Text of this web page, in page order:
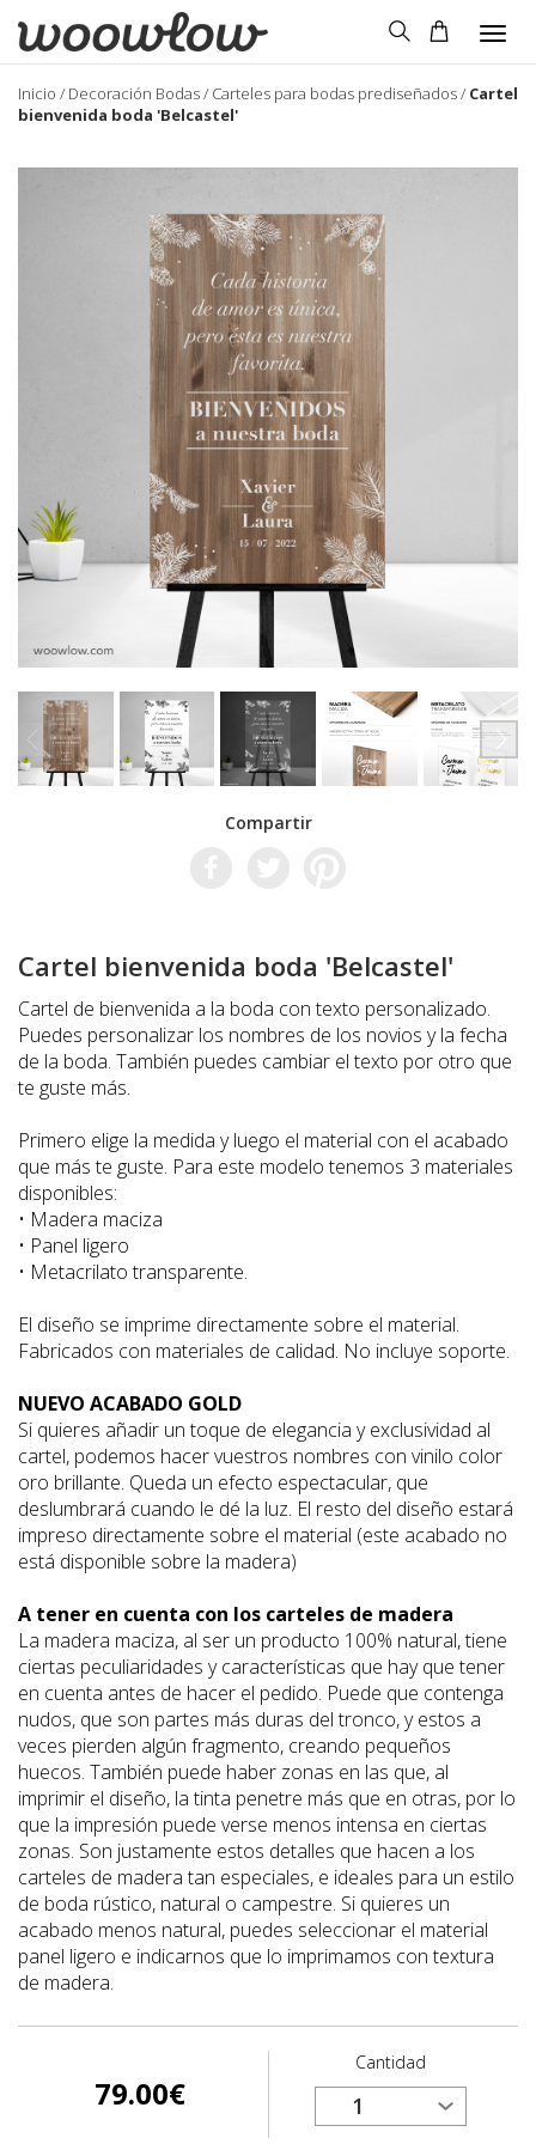
Inicio / Decoración Bodas/ Carteles para bodas prediseñados/ Cartel
bienvenida boda 'Belcastel'
Compartir
Cartel bienvenida boda 'Belcastel'
Cartel de bienvenida a la boda con texto personalizado.
Puedes personalizar los nombres de los novios y la fecha
de la boda. También puedes cambiar el texto por otro que
te guste más.
Primero elige la medida y luego el material con el acabado
que más te guste. Para este modelo tenemos 3 materiales
disponibles:
• Madera maciza
• Panel ligero
• Metacrilato transparente.
El diseño se imprime directamente sobre el material.
Fabricados con materiales de calidad. No incluye soporte.
NUEVO ACABADO GOLD
Si quieres añadir un toque de elegancia y exclusividad al
cartel, podemos hacer vuestros nombres con vinilo color
oro brillante. Queda un efecto espectacular, que
deslumbrará cuando le dé la luz. El resto del diseño estará
impreso directamente sobre el material (este acabado no
está disponible sobre la madera)
A tener en cuenta con los carteles de madera
La madera maciza, al ser un producto 100% natural, tiene
ciertas peculiaridades y características que hay que tener
en cuenta antes de hacer el pedido. Puede que contenga
nudos, que son partes más duras del tronco, y estos a
veces pierden algún fragmento, creando pequeños
huecos. También puede haber zonas en las que, al
imprimir el diseño, la tinta penetre más que en otras, por lo
que la impresión puede verse menos intensa en ciertas
zonas. Son justamente estos detalles que hacen a los
carteles de madera tan especiales, e ideales para un estilo
de boda rústico, natural o campestre. Si quieres un
acabado menos natural, puedes seleccionar el material
panel ligero e indicarnos que lo imprimamos con textura
de madera.
79.00€
Cantidad